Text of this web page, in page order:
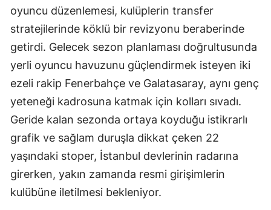
oyuncu düzenlemesi, kulüplerin transfer
stratejilerinde köklü bir revizyonu beraberinde
getirdi. Gelecek sezon planlaması doğrultusunda
yerli oyuncu havuzunu güçlendirmek isteyen iki
ezeli rakip Fenerbahçe ve Galatasaray, aynı genç
yeteneği kadrosuna katmak için kolları sıvadı.
Geride kalan sezonda ortaya koyduğu istikrarlı
grafik ve sağlam duruşla dikkat çeken 22
yaşındaki stoper, İstanbul devlerinin radarına
girerken, yakın zamanda resmi girişimlerin
kulübüne iletilmesi bekleniyor.